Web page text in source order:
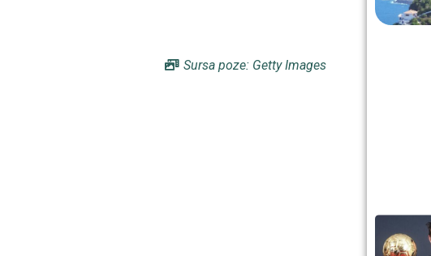
Sursa poze: Getty Images